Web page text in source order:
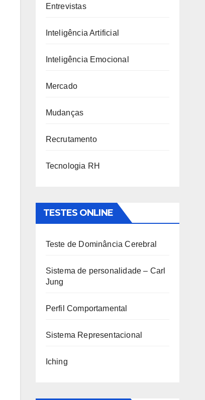
Entrevistas
Inteligência Artificial
Inteligência Emocional
Mercado
Mudanças
Recrutamento
Tecnologia RH
TESTES ONLINE
Teste de Dominância Cerebral
Sistema de personalidade – Carl
Jung
Perfil Comportamental
Sistema Representacional
Iching